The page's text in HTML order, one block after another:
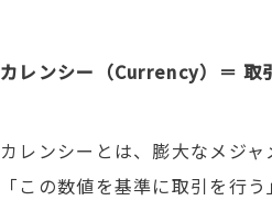
カレンシー（Currency）＝ 取
カレンシーとは、膨大なメジ
「この数値を基準に取引を行